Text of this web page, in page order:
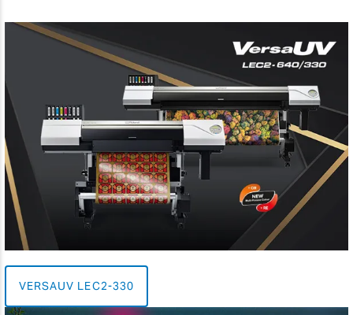
VERSAUV LEC2-330